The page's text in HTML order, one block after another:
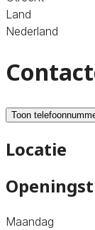
Land
Nederland
Toon
Locatie
Maandag